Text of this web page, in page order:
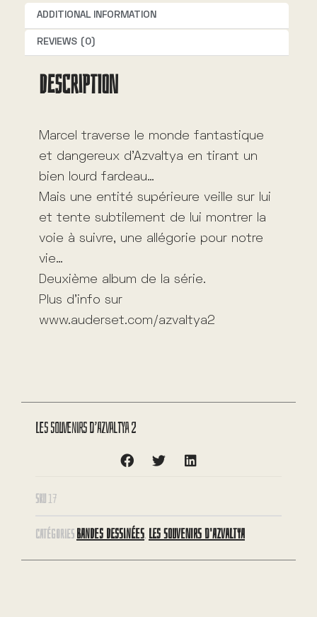
t
i
ADDITIONAL INFORMATION
REVIEWS (0)
DESCRIPTION
Marcel traverse le monde fantastique
et dangereux d’Azvaltya en tirant un
bien lourd fardeau…
Mais une entité supérieure veille sur lui
et tente subtilement de lui montrer la
voie à suivre, une allégorie pour notre
vie…
Deuxième album de la série.
Plus d’info sur
www.auderset.com/azvaltya2
Les souvenirs d’Azvaltya 2
SKU 17
CATÉGORIES BANDES DESSINÉES, LES SOUVENIRS D'AZVALTYA